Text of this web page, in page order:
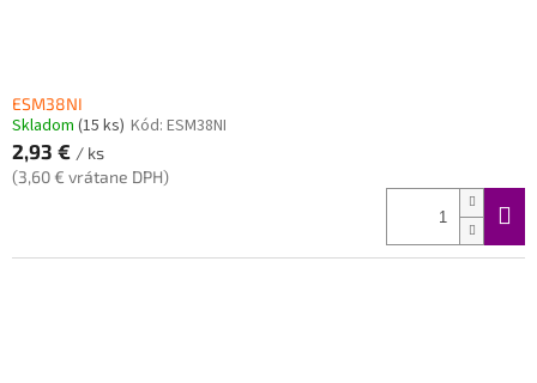
ESM38NI
Skladom (15 ks) Kód: ESM38NI
2,93 € / ks
(3,60 € vrátane DPH)